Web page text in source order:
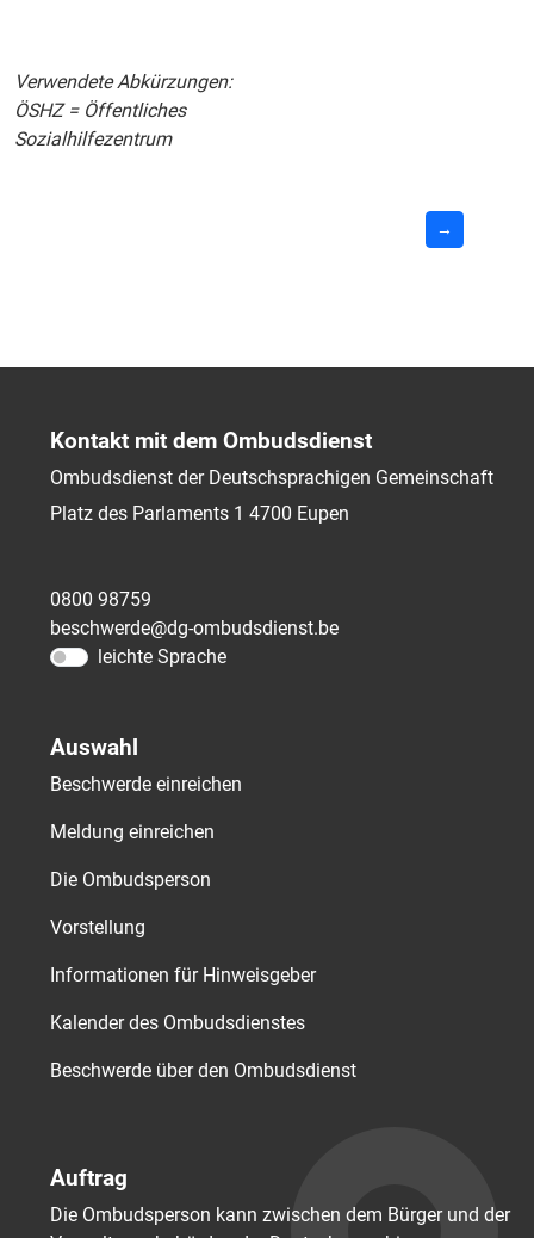
Verwendete Abkürzungen:
ÖSHZ = Öffentliches
Sozialhilfezentrum
→
Kontakt mit dem Ombudsdienst
Ombudsdienst der Deutschsprachigen Gemeinschaft
Platz des Parlaments 1 4700 Eupen
0800 98759
beschwerde@dg-ombudsdienst.be
leichte Sprache
Auswahl
Beschwerde einreichen
Meldung einreichen
Die Ombudsperson
Vorstellung
Informationen für Hinweisgeber
Kalender des Ombudsdienstes
Beschwerde über den Ombudsdienst
Auftrag
Die Ombudsperson kann zwischen dem Bürger und der